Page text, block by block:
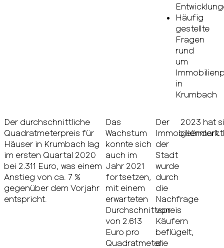
Häufig
gestellte
Fragen
rund
um
in
Krumbach
Der durchschnittliche
Quadratmeterpreis für
Häuser in Krumbach lag
im ersten Quartal 2020
bei 2.311 Euro, was einem
Anstieg von ca. 7 %
gegenüber dem Vorjahr
entspricht.
Das
Wachstum
konnte sich
auch im
Jahr 2021
fortsetzen,
mit einem
erwarteten
Durchschnittspreis
von 2.613
Euro pro
Quadratmeter.
Der
Immobilienmarkt
der
Stadt
wurde
durch
die
Nachfrage
von
Käufern
beflügelt,
die
2023 hat
geändert.